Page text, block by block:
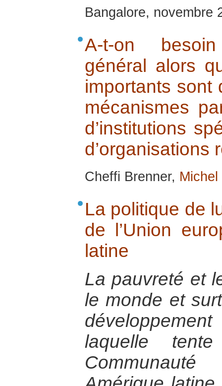
Bangalore, novembre
A-t-on
général alors
importants sont
mécanismes
d’institutions
d’organisations
Cheffi Brenner,
La politique de
de l’Union
latine
La pauvreté et
le monde et
laquelle